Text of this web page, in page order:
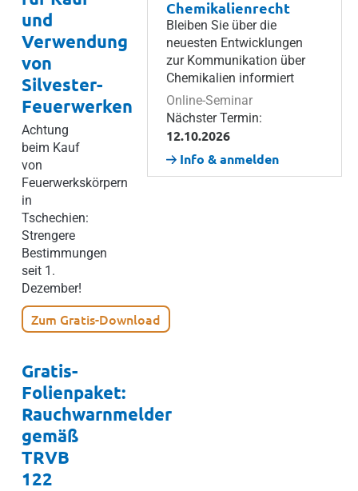
und
Verwendung
von
Silvester-
Feuerwerken
Achtung
beim Kauf
von
Feuerwerkskörpern
in
Tschechien:
Strengere
Bestimmungen
seit 1.
Dezember!
Zum Gratis-Download
Gratis-
Folienpaket:
Rauchwarnmelder
gemäß
TRVB
122
Chemikalienrecht
Bleiben Sie über die
neuesten Entwicklungen
zur Kommunikation über
Chemikalien informiert
Online-Seminar
Nächster Termin:
12.10.2026
Info & anmelden